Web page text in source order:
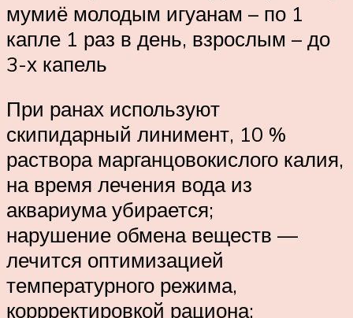
мумиё молодым игуанам – по 1
капле 1 раз в день, взрослым – до
3-х капель
При ранах используют
скипидарный линимент, 10 %
раствора марганцовокислого калия,
на время лечения вода из
аквариума убирается;
нарушение обмена веществ —
лечится оптимизацией
температурного режима,
коррректировкой рациона;